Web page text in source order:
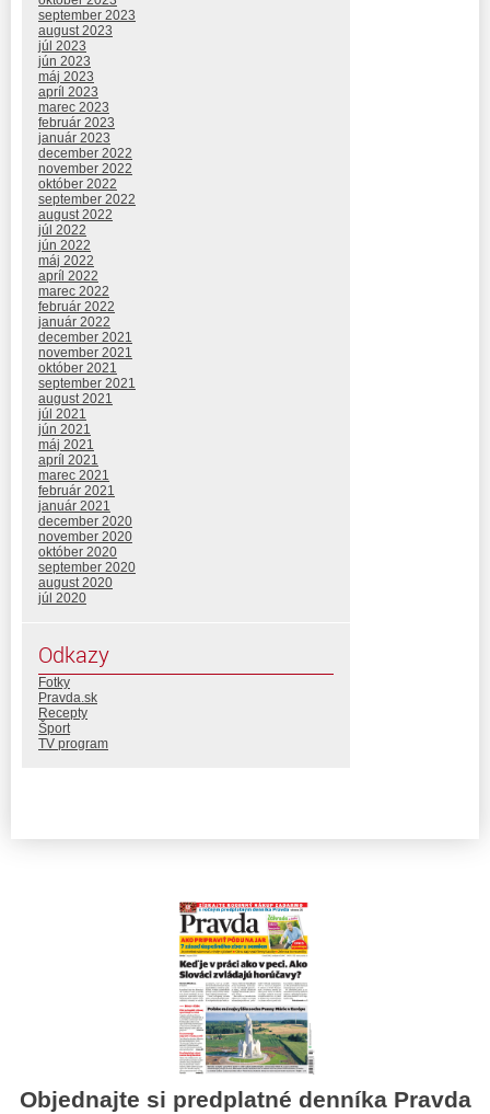
september 2023
august 2023
júl 2023
jún 2023
máj 2023
apríl 2023
marec 2023
február 2023
január 2023
december 2022
november 2022
október 2022
september 2022
august 2022
júl 2022
jún 2022
máj 2022
apríl 2022
marec 2022
február 2022
január 2022
december 2021
november 2021
október 2021
september 2021
august 2021
júl 2021
jún 2021
máj 2021
apríl 2021
marec 2021
február 2021
január 2021
december 2020
november 2020
október 2020
september 2020
august 2020
júl 2020
Odkazy
Fotky
Pravda.sk
Recepty
Šport
TV program
Objednajte si predplatné denníka Pravda